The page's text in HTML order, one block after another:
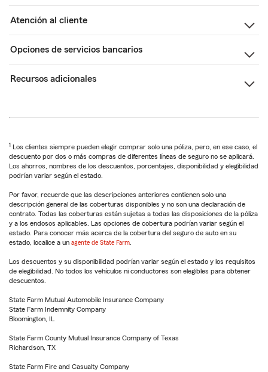
Atención al cliente
Opciones de servicios bancarios
Recursos adicionales
1 Los clientes siempre pueden elegir comprar solo una póliza, pero, en ese caso, el
descuento por dos o más compras de diferentes líneas de seguro no se aplicará.
Los ahorros, nombres de los descuentos, porcentajes, disponibilidad y elegibilidad
podrían variar según el estado.
Por favor, recuerde que las descripciones anteriores contienen solo una
descripción general de las coberturas disponibles y no son una declaración de
contrato. Todas las coberturas están sujetas a todas las disposiciones de la póliza
y a los endosos aplicables. Las opciones de cobertura podrían variar según el
estado. Para conocer más acerca de la cobertura del seguro de auto en su
estado, localice a un agente de State Farm
Los descuentos y su disponibilidad podrían variar según el estado y los requisitos
de elegibilidad. No todos los vehículos ni conductores son elegibles para obtener
descuentos.
State Farm Mutual Automobile Insurance Company
State Farm Indemnity Company
Bloomington, IL
State Farm County Mutual Insurance Company of Texas
Richardson, TX
State Farm Fire and Casualty Company